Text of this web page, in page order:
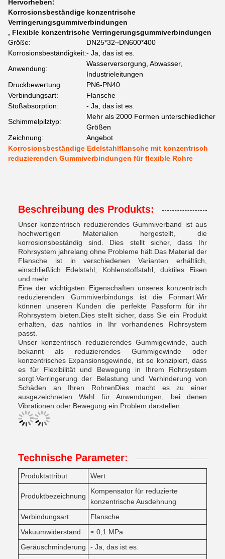
Hervorheben:
Korrosionsbeständige konzentrische
Verringerungsgummiverbindungen
, Flexible konzentrische Verringerungsgummiverbindungen
Größe:
DN25*32~DN600*400
Korrosionsbeständigkeit:- Ja, das ist es.
Anwendung:
Wasserversorgung, Abwasser,
Industrieleitungen
Druckbewertung:
PN6-PN40
Verbindungsart:
Flansche
Stoßabsorption:
- Ja, das ist es.
Schimmelpilztyp:
Mehr als 2000 Formen unterschiedlicher
Größen
Zeichnung:
Angebot
Korrosionsbeständige Edelstahlflansche mit konzentrisch
reduzierenden Gummiverbindungen für flexible Rohre
Beschreibung des Produkts:
Unser konzentrisch reduzierendes Gummiverband ist aus
hochwertigen Materialien hergestellt, die
korrosionsbeständig sind. Dies stellt sicher, dass Ihr
Rohrsystem jahrelang ohne Probleme hält.Das Material der
Flansche ist in verschiedenen Varianten erhältlich,
einschließlich Edelstahl, Kohlenstoffstahl, duktiles Eisen
und mehr.
Eine der wichtigsten Eigenschaften unseres konzentrisch
reduzierenden Gummiverbindungs ist die Formart.Wir
können unseren Kunden die perfekte Passform für ihr
Rohrsystem bieten.Dies stellt sicher, dass Sie ein Produkt
erhalten, das nahtlos in Ihr vorhandenes Rohrsystem
passt.
Unser konzentrisch reduzierendes Gummigewinde, auch
bekannt als reduzierendes Gummigewinde oder
konzentrisches Expansionsgewinde, ist so konzipiert, dass
es für Flexibilität und Bewegung in Ihrem Rohrsystem
sorgt.Verringerung der Belastung und Verhinderung von
Schäden an Ihren RohrenDies macht es zu einer
ausgezeichneten Wahl für Anwendungen, bei denen
Vibrationen oder Bewegung ein Problem darstellen.
Technische Parameter:
Produktattribut Wert
Produktbezeichnung
Kompensator für reduzierte
konzentrische Ausdehnung
Verbindungsart
Flansche
Vakuumwiderstand
≤ 0,1 MPa
Geräuschminderung
- Ja, das ist es.